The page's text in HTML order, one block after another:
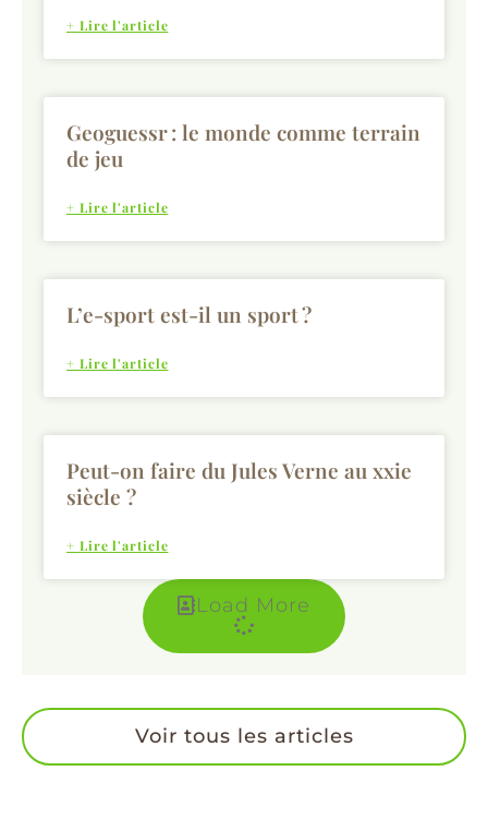
+ Lire l'article
Geoguessr : le monde comme terrain
de jeu
+ Lire l'article
L’e-sport est-il un sport ?
+ Lire l'article
Peut-on faire du Jules Verne au xxie
siècle ?
+ Lire l'article
Load More
Voir tous les articles